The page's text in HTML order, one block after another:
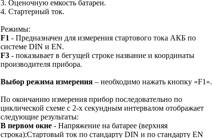
3. Оценочную емкость батареи.
4. Стартерный ток.
Режимы:
F1 - Предназначен для измерения стартового тока АКБ по
системе DIN и EN.
F3 - показывает в бегущей строке название и координаты
производителя прибора.
Выбор режима измерения – необходимо нажать кнопку «F1».
По окончанию измерения прибор последовательно по
циклической схеме с 2-х секундным интервалом отображает
следующие результаты:
В первом окне - Напряжение на батарее (верхняя
строка):Стартовый ток по стандарту DIN и по стандарту EN